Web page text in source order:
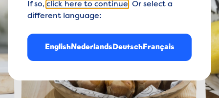
If so, click here to continue . Or select a
different language:
EnglishNederlandsDeutschFrançais